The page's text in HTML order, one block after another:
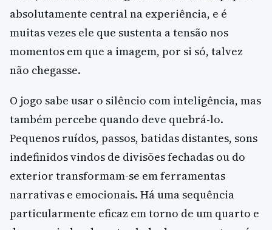
absolutamente central na experiência, e é
muitas vezes ele que sustenta a tensão nos
momentos em que a imagem, por si só, talvez
não chegasse.
O jogo sabe usar o silêncio com inteligência, mas
também percebe quando deve quebrá-lo.
Pequenos ruídos, passos, batidas distantes, sons
indefinidos vindos de divisões fechadas ou do
exterior transformam-se em ferramentas
narrativas e emocionais. Há uma sequência
particularmente eficaz em torno de um quarto e